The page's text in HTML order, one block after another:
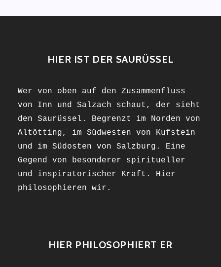
HIER IST DER SAURÜSSEL
Wer von oben auf den Zusammenfluss
von Inn und Salzach schaut, der sieht
den Saurüssel. Begrenzt im Norden von
Altötting, im Südwesten von Kufstein
und im Südosten von Salzburg. Eine
Gegend von besonderer spiritueller
und inspiratorischer Kraft. Hier
philosophieren wir.
HIER PHILOSOPHIERT ER